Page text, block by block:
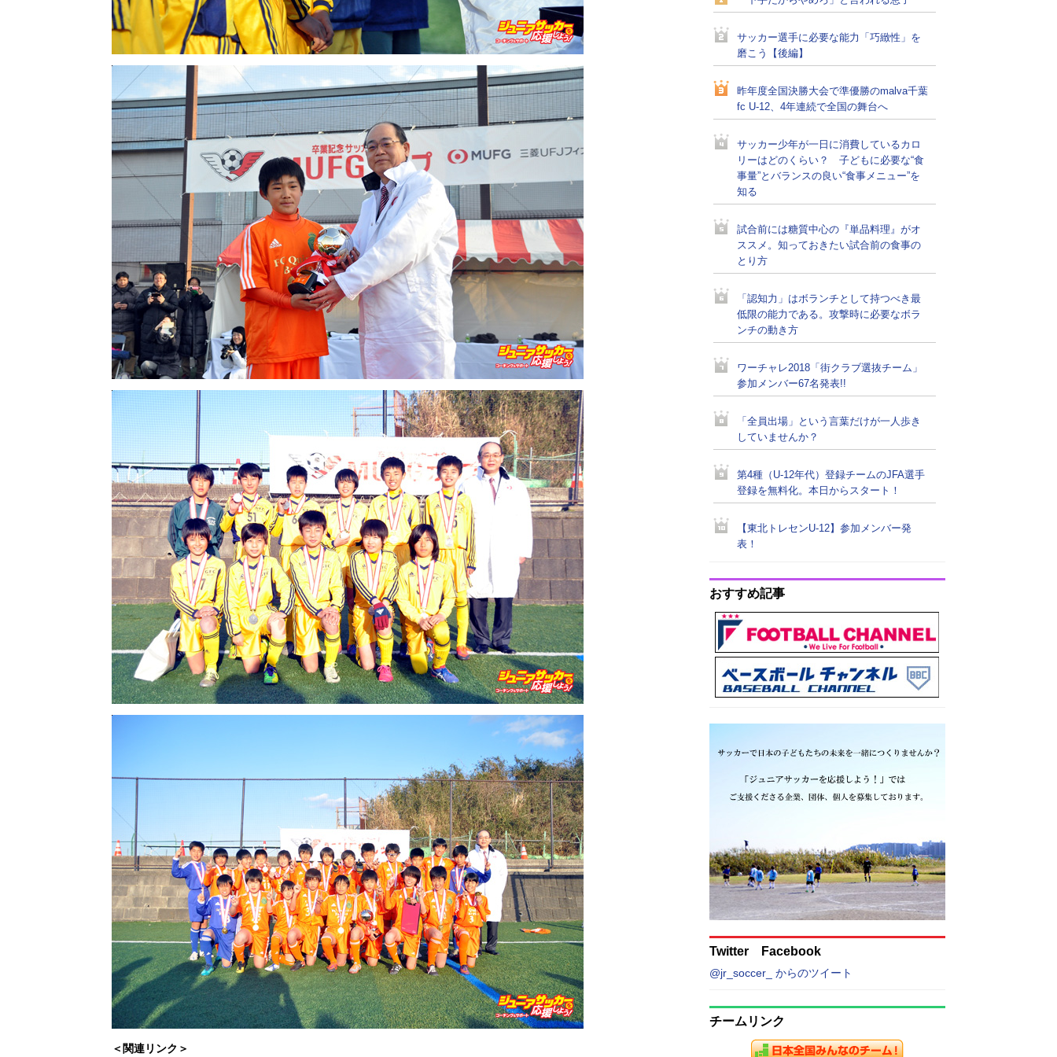
＜関連リンク＞
サッカー選手に必要な能力「巧緻性」を
磨こう【後編】
昨年度全国決勝大会で準優勝のmalva千葉
fc U-12、4年連続で全国の舞台へ
サッカー少年が一日に消費しているカロ
リーはどのくらい？ 子どもに必要な“食
事量”とバランスの良い“食事メニュー”を
知る
試合前には糖質中心の『単品料理』がオ
ススメ。知っておきたい試合前の食事の
とり方
「認知力」はボランチとして持つべき最
低限の能力である。攻撃時に必要なボラ
ンチの動き方
ワーチャレ2018「街クラブ選抜チーム」
参加メンバー67名発表!!
「全員出場」という言葉だけが一人歩き
していませんか？
第4種（U-12年代）登録チームのJFA選手
登録を無料化。本日からスタート！
【東北トレセンU-12】参加メンバー発
表！
おすすめ記事
Twitter Facebook
@jr_soccer_ からのツイート
チームリンク